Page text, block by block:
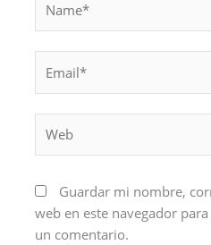
Guardar mi nombre,
web en este navegador
un comentario.